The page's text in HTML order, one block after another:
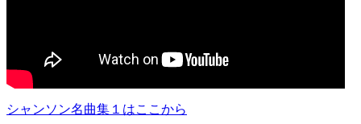
シャンソン名曲集１はここから